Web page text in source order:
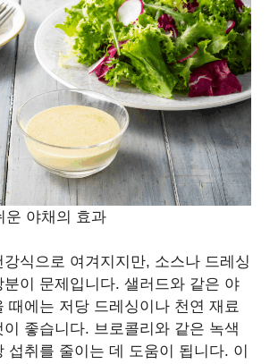
운 야채의 효과
식으로 여겨지지만, 소스나 드레싱
분이 문제입니다. 샐러드와 같은 야
때에는 저당 드레싱이나 천연 재료
좋습니다. 브로콜리와 같은 녹색
섭취를 줄이는 데 도움이 됩니다. 이